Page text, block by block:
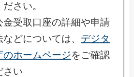
さい。
受取口座の詳細や申請
などについては、 デジタ
のホームページをご確認
さい